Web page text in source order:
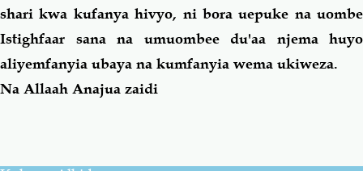
shari kwa kufanya hivyo, ni bora uepuke na uombe
Istighfaar sana na umuombee du'aa njema huyo
aliyemfanyia ubaya na kumfanyia wema ukiweza.
Na Allaah Anajua zaidi